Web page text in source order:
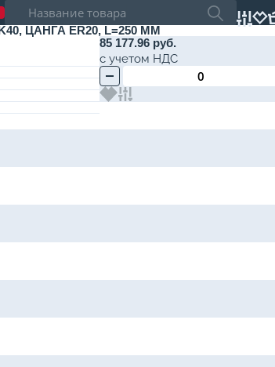
ЦАНГА ER20, L=250 ММ
85 177.96 руб.
с учетом НДС